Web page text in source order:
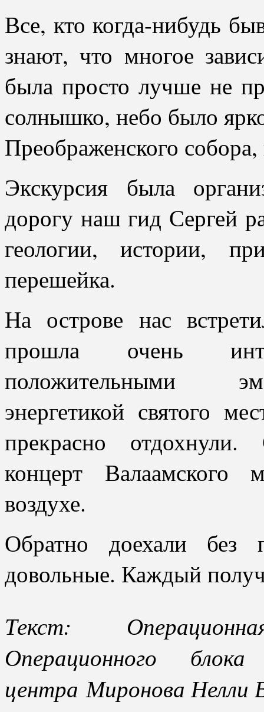
Все, кто когда-нибудь
знают, что многое
была просто лучше не
солнышко, небо было
Преображенского
Экскурсия была
дорогу наш гид Сергей
геологии, истории,
перешейка.
На острове нас
прошла очень
положительными
энергетикой святого
прекрасно
концерт Валаамского
воздухе.
Обратно доехали без
довольные. Каждый
Текст:
Операционного
центра Миронова Нелли